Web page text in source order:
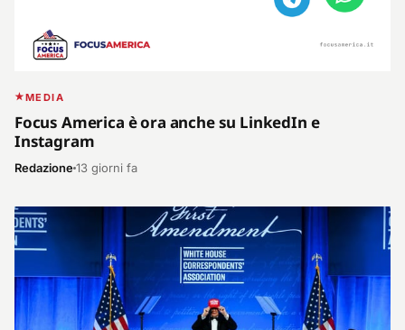
MEDIA
Focus America è ora anche su LinkedIn e
Instagram
Redazione13 giorni fa